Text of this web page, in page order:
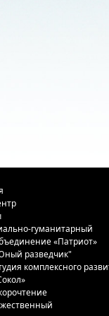
гуманитарный
«Патриот»
разведчик"
комплексного